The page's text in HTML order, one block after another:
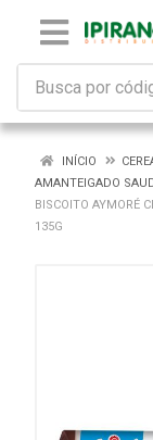
INÍCIO
AMANTEIGADO
BISCOITO AYMORÉ
135G